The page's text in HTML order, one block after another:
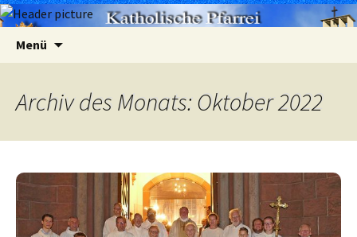
Menü
Archiv des Monats: Oktober 2022